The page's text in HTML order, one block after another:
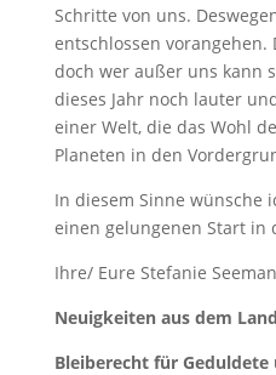
Schritte von uns.
entschlossen vorangehen.
doch wer außer uns kann
dieses Jahr noch lauter
einer Welt, die das Wohl
Planeten in den
In diesem Sinne wünsche
einen gelungenen Start in
Ihre/ Eure Stefanie
Neuigkeiten aus dem
Bleiberecht für